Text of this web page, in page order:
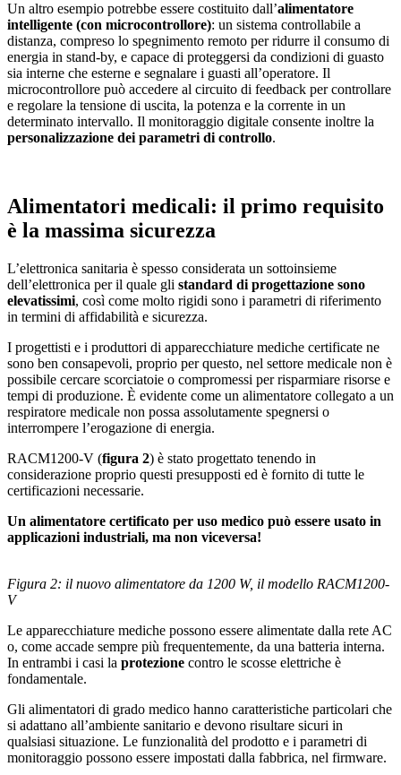
Un altro esempio potrebbe essere costituito dall’alimentatore
intelligente (con microcontrollore): un sistema controllabile a
distanza, compreso lo spegnimento remoto per ridurre il consumo di
energia in stand-by, e capace di proteggersi da condizioni di guasto
sia interne che esterne e segnalare i guasti all’operatore. Il
microcontrollore può accedere al circuito di feedback per controllare
e regolare la tensione di uscita, la potenza e la corrente in un
determinato intervallo. Il monitoraggio digitale consente inoltre la
personalizzazione dei parametri di controllo.
Alimentatori medicali: il primo requisito
è la massima sicurezza
L’elettronica sanitaria è spesso considerata un sottoinsieme
dell’elettronica per il quale gli standard di progettazione sono
elevatissimi, così come molto rigidi sono i parametri di riferimento
in termini di affidabilità e sicurezza.
I progettisti e i produttori di apparecchiature mediche certificate ne
sono ben consapevoli, proprio per questo, nel settore medicale non è
possibile cercare scorciatoie o compromessi per risparmiare risorse e
tempi di produzione. È evidente come un alimentatore collegato a un
respiratore medicale non possa assolutamente spegnersi o
interrompere l’erogazione di energia.
RACM1200-V (figura 2) è stato progettato tenendo in
considerazione proprio questi presupposti ed è fornito di tutte le
certificazioni necessarie.
Un alimentatore certificato per uso medico può essere usato in
applicazioni industriali, ma non viceversa!
Figura 2: il nuovo alimentatore da 1200 W, il modello RACM1200-
V
Le apparecchiature mediche possono essere alimentate dalla rete AC
o, come accade sempre più frequentemente, da una batteria interna.
In entrambi i casi la protezione contro le scosse elettriche è
fondamentale.
Gli alimentatori di grado medico hanno caratteristiche particolari che
si adattano all’ambiente sanitario e devono risultare sicuri in
qualsiasi situazione. Le funzionalità del prodotto e i parametri di
monitoraggio possono essere impostati dalla fabbrica, nel firmware.